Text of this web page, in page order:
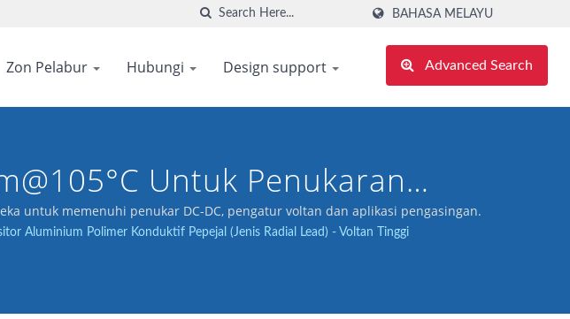
BAHASA MELAYU
Zon Pelabur Hubungi Design support Advanced Search
Untuk Penukaran
untuk memenuhi penukar DC-DC, pengatur voltan dan aplikasi pengasingan.
Aluminium Polimer Konduktif Pepejal (Jenis Radial Lead) - Voltan Tinggi